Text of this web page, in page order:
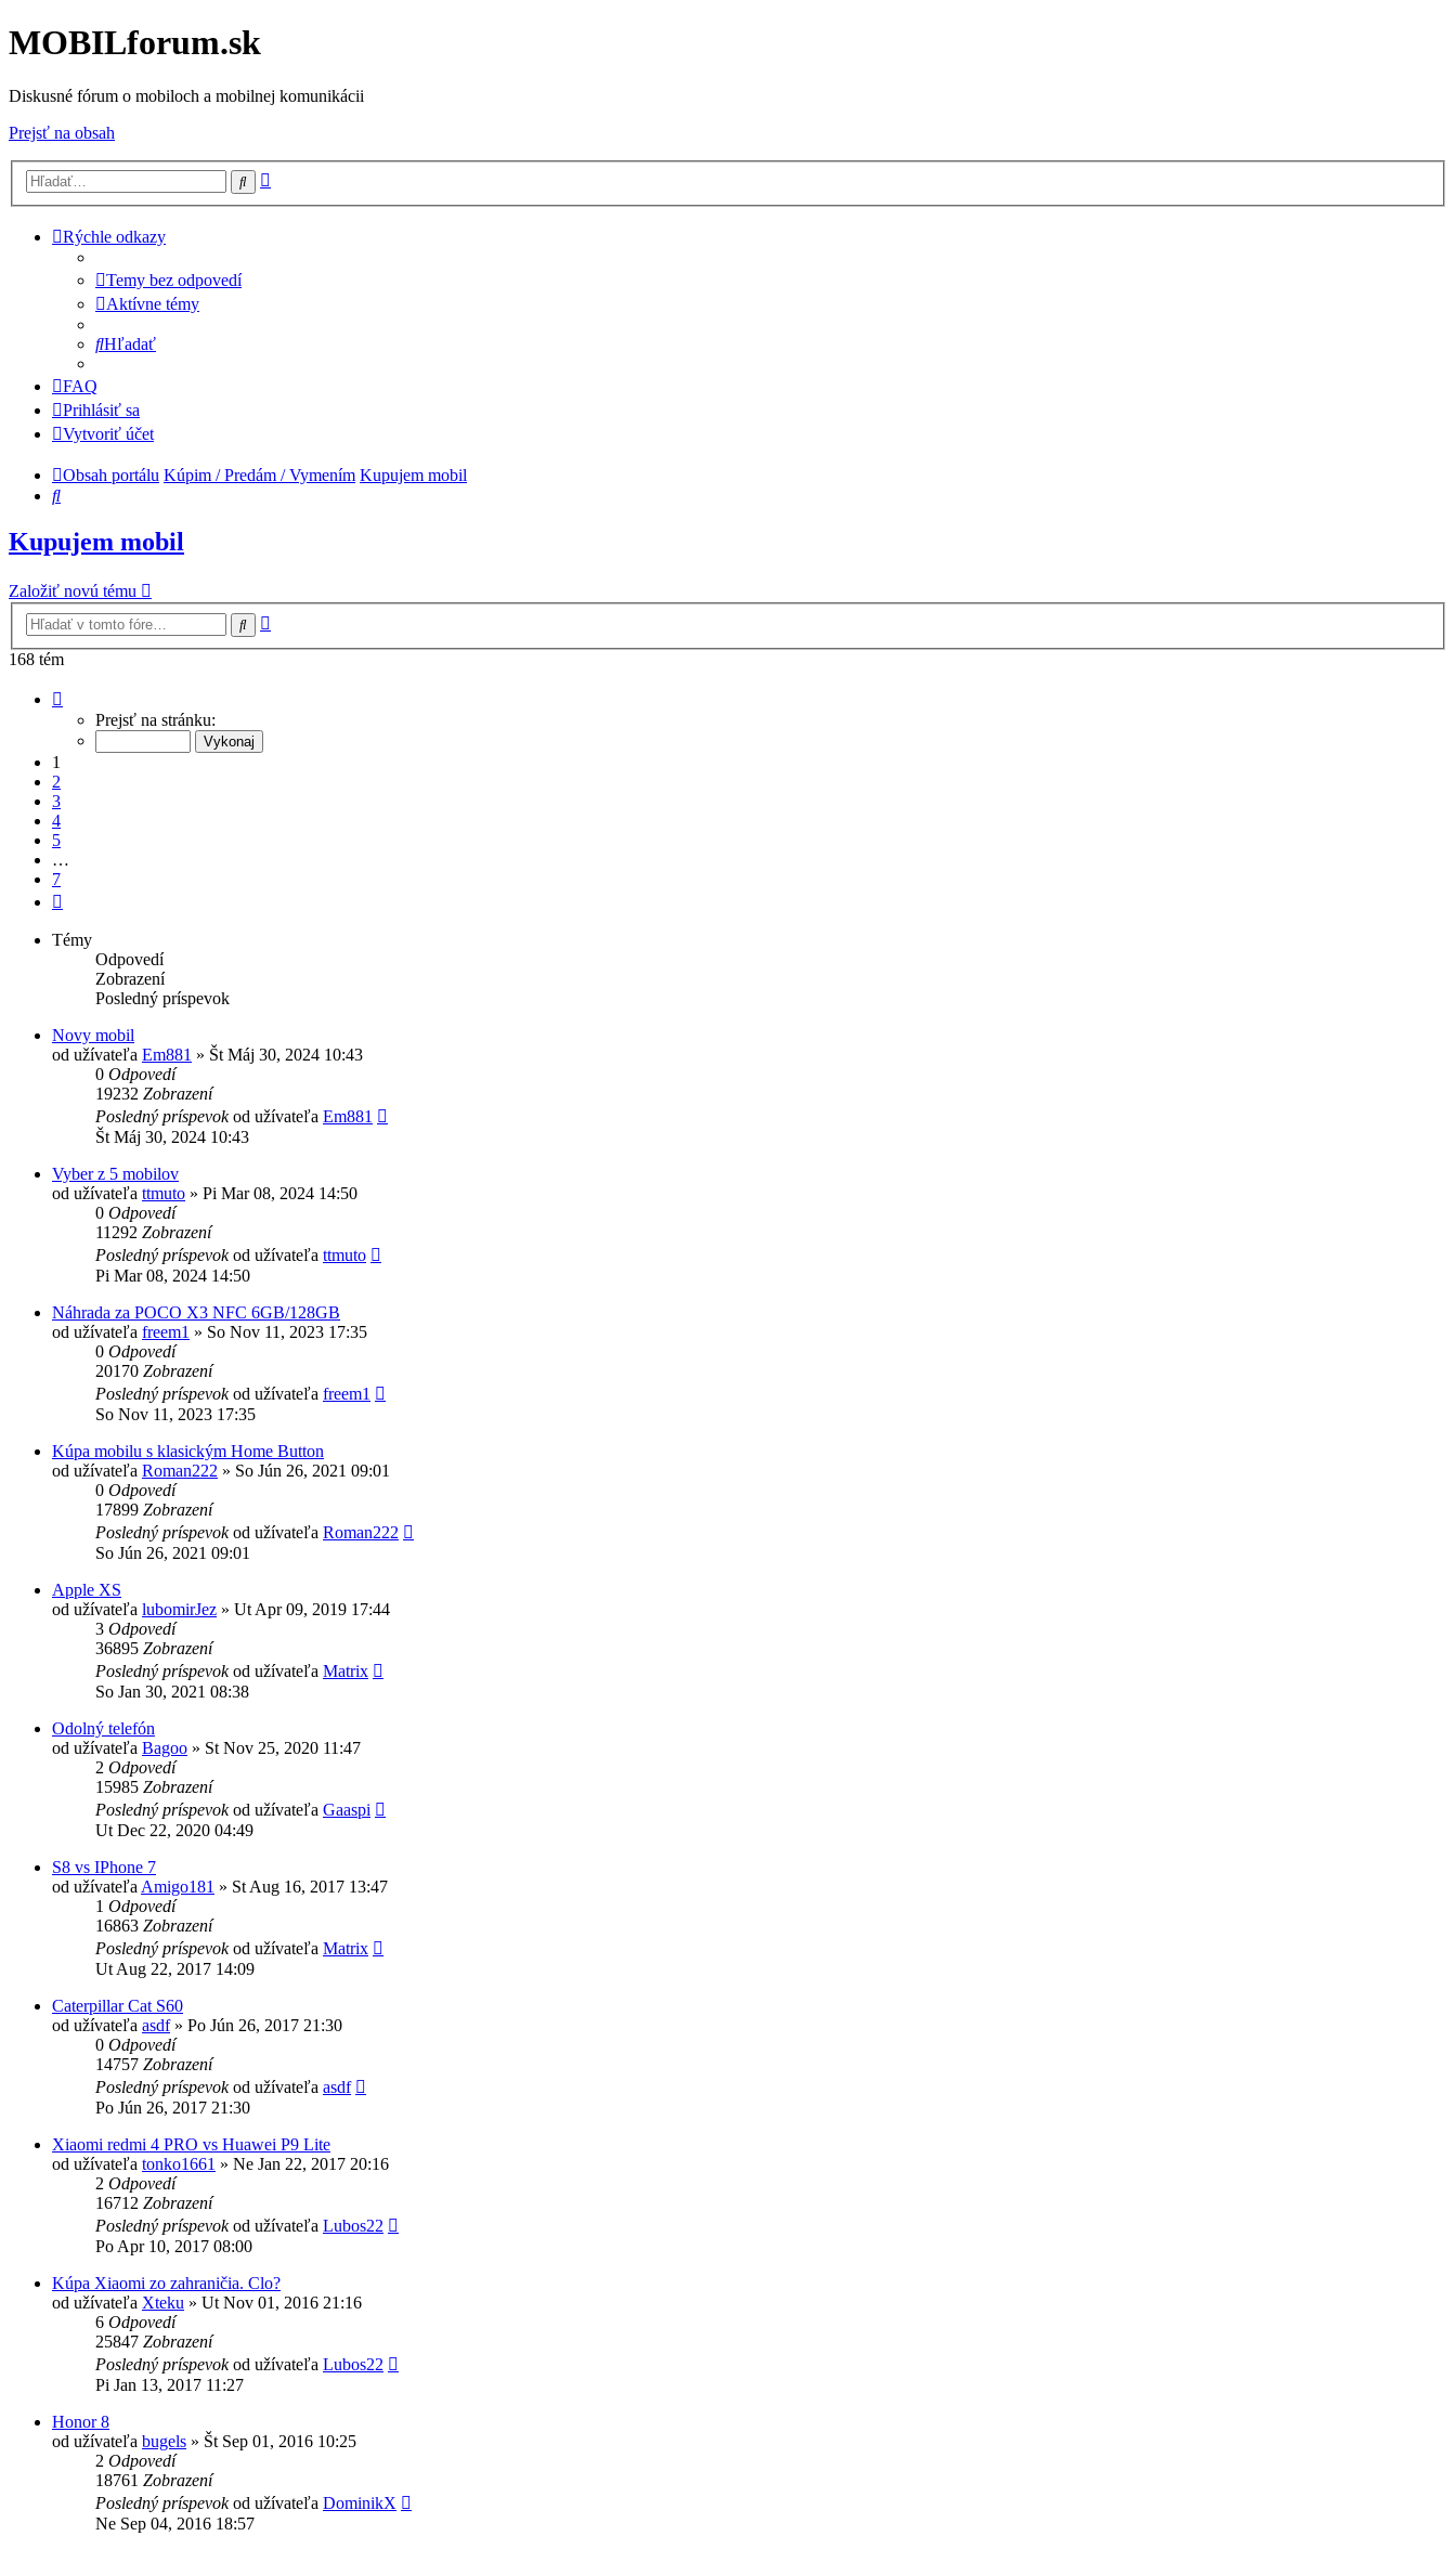
MOBILforum.sk
Diskusné fórum o mobiloch a mobilnej komunikácii
Prejsť na obsah
Hľadať
Rýchle odkazy
Temy bez odpovedí
Aktívne témy
Hľadať
FAQ
Prihlásiť sa
Vytvoriť účet
Obsah portálu Kúpim / Predám / Vymením Kupujem mobil
Hľadať
Kupujem mobil
Založiť novú tému
Hľadať
168 tém
Prejsť na stránku:
1
2
3
4
5
…
7
Témy
Odpovedí
Zobrazení
Posledný príspevok
Novy mobil
od užívateľa Em881 » Št Máj 30, 2024 10:43
0 Odpovedí
19232 Zobrazení
Posledný príspevokod užívateľa Em881
Št Máj 30, 2024 10:43
Vyber z 5 mobilov
od užívateľa ttmuto » Pi Mar 08, 2024 14:50
0 Odpovedí
11292 Zobrazení
Posledný príspevokod užívateľa ttmuto
Pi Mar 08, 2024 14:50
Náhrada za POCO X3 NFC 6GB/128GB
od užívateľa freem1 » So Nov 11, 2023 17:35
0 Odpovedí
20170 Zobrazení
Posledný príspevokod užívateľa freem1
So Nov 11, 2023 17:35
Kúpa mobilu s klasickým Home Button
od užívateľa Roman222 » So Jún 26, 2021 09:01
0 Odpovedí
17899 Zobrazení
Posledný príspevokod užívateľa Roman222
So Jún 26, 2021 09:01
Apple XS
od užívateľa lubomirJez » Ut Apr 09, 2019 17:44
3 Odpovedí
36895 Zobrazení
Posledný príspevokod užívateľa Matrix
So Jan 30, 2021 08:38
Odolný telefón
od užívateľa Bagoo » St Nov 25, 2020 11:47
2 Odpovedí
15985 Zobrazení
Posledný príspevokod užívateľa Gaaspi
Ut Dec 22, 2020 04:49
S8 vs IPhone 7
od užívateľa Amigo181 » St Aug 16, 2017 13:47
1 Odpovedí
16863 Zobrazení
Posledný príspevokod užívateľa Matrix
Ut Aug 22, 2017 14:09
Caterpillar Cat S60
od užívateľa asdf» Po Jún 26, 2017 21:30
0 Odpovedí
14757 Zobrazení
Posledný príspevokod užívateľa asdf
Po Jún 26, 2017 21:30
Xiaomi redmi 4 PRO vs Huawei P9 Lite
od užívateľa tonko1661 » Ne Jan 22, 2017 20:16
2 Odpovedí
16712 Zobrazení
Posledný príspevokod užívateľa Lubos22
Po Apr 10, 2017 08:00
Kúpa Xiaomi zo zahraničia. Clo?
od užívateľa Xteku » Ut Nov 01, 2016 21:16
6 Odpovedí
25847 Zobrazení
Posledný príspevokod užívateľa Lubos22
Pi Jan 13, 2017 11:27
Honor 8
od užívateľa bugels » Št Sep 01, 2016 10:25
2 Odpovedí
18761 Zobrazení
Posledný príspevokod užívateľa DominikX
Ne Sep 04, 2016 18:57